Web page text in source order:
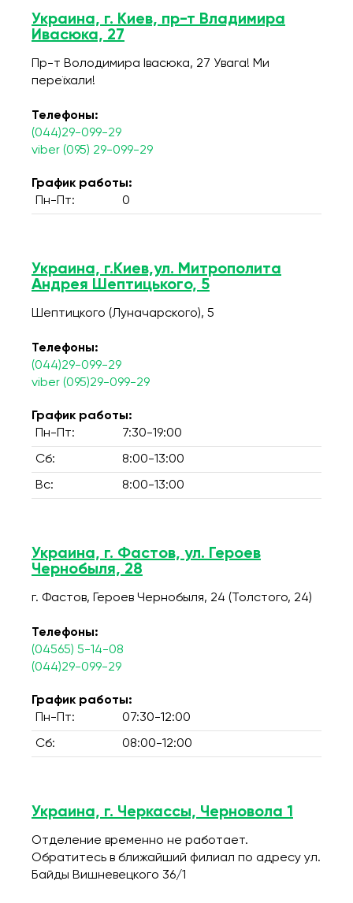
Украина, г. Киев, пр-т Владимира
Ивасюка, 27
Пр-т Володимира Івасюка, 27 Увага! Ми
переїхали!
Телефоны:
(044)29-099-29
viber (095) 29-099-29
График работы:
Пн-Пт:
0
Украина, г.Киев,ул. Митрополита
Андрея Шептицького, 5
Шептицкого (Луначарского), 5
Телефоны:
(044)29-099-29
viber (095)29-099-29
График работы:
Пн-Пт:
7:30-19:00
Сб: 8:00-13:00
Вс: 8:00-13:00
Украина, г. Фастов, ул. Героев
Чернобыля, 28
г. Фастов, Героев Чернобыля, 24 (Толстого, 24)
Телефоны:
(04565) 5-14-08
(044)29-099-29
График работы:
Пн-Пт:
07:30-12:00
Сб: 08:00-12:00
Украина, г. Черкассы, Черновола 1
Отделение временно не работает.
Обратитесь в ближайший филиал по адресу ул.
Байды Вишневецкого 36/1